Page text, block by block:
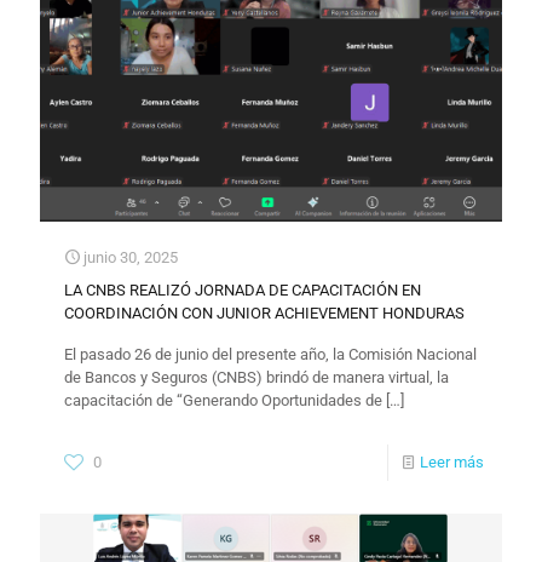
junio 30, 2025
LA CNBS REALIZÓ JORNADA DE CAPACITACIÓN EN
COORDINACIÓN CON JUNIOR ACHIEVEMENT HONDURAS
El pasado 26 de junio del presente año, la Comisión Nacional
de Bancos y Seguros (CNBS) brindó de manera virtual, la
capacitación de “Generando Oportunidades de […]
0 Leer más